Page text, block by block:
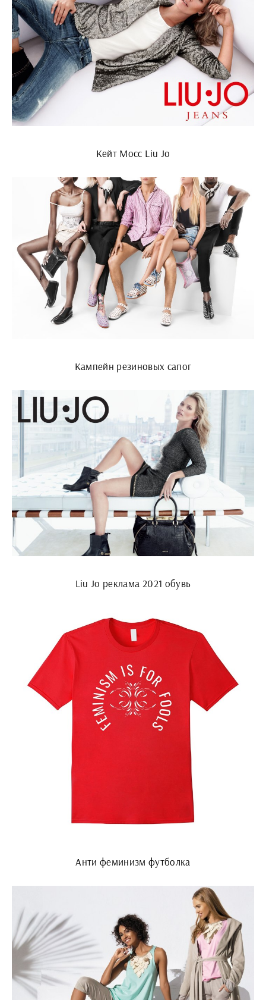
Кейт Мосс Liu Jo
Кампейн резиновых сапог
Liu Jo реклама 2021 обувь
Анти феминизм футболка